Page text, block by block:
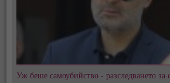
Уж беше самоубийство - разследването за